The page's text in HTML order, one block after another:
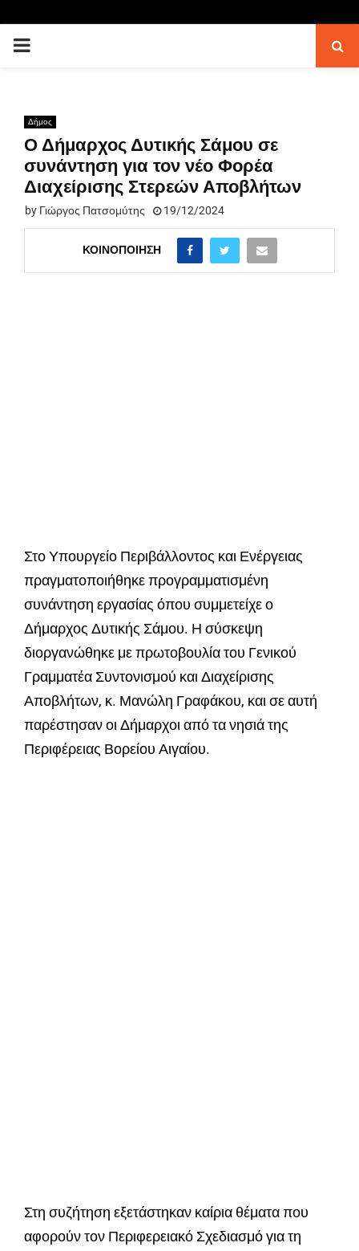
PRIMARY
Δήμος
Ο Δήμαρχος Δυτικής Σάμου σε
συνάντηση για τον νέο Φορέα
Διαχείρισης Στερεών Αποβλήτων
by Γιώργος Πατσομύτης 19/12/2024
ΚΟΙΝΟΠΟΊΗΣΗ
Στο Υπουργείο Περιβάλλοντος και Ενέργειας
πραγματοποιήθηκε προγραμματισμένη
συνάντηση εργασίας όπου συμμετείχε ο
Δήμαρχος Δυτικής Σάμου. Η σύσκεψη
διοργανώθηκε με πρωτοβουλία του Γενικού
Γραμματέα Συντονισμού και Διαχείρισης
Αποβλήτων, κ. Μανώλη Γραφάκου, και σε αυτή
παρέστησαν οι Δήμαρχοι από τα νησιά της
Περιφέρειας Βορείου Αιγαίου.
Στη συζήτηση εξετάστηκαν καίρια θέματα που
αφορούν τον Περιφερειακό Σχεδιασμό για τη